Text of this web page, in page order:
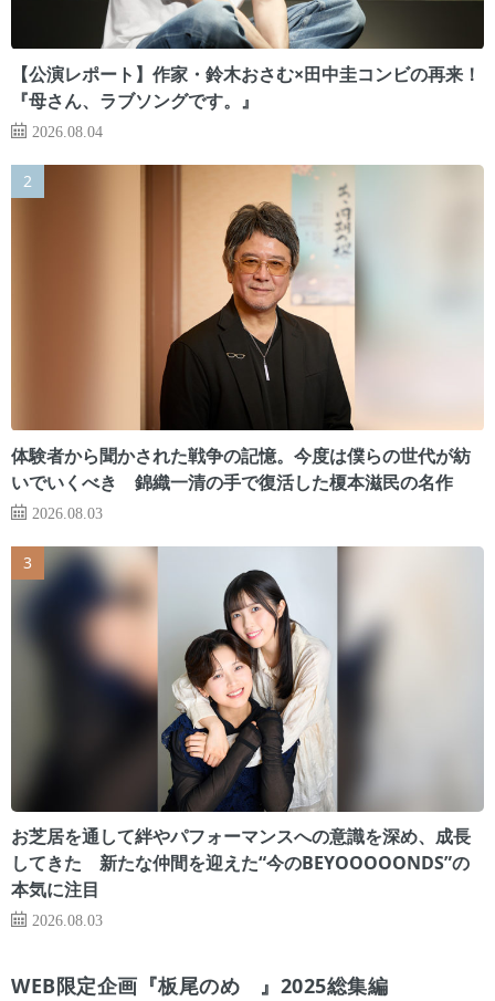
【公演レポート】作家・鈴木おさむ×田中圭コンビの再来！
『母さん、ラブソングです。』
2026.08.04
体験者から聞かされた戦争の記憶。今度は僕らの世代が紡
いでいくべき 錦織一清の手で復活した榎本滋民の名作
2026.08.03
お芝居を通して絆やパフォーマンスへの意識を深め、成長
してきた 新たな仲間を迎えた“今のBEYOOOOONDS”の
本気に注目
2026.08.03
WEB限定企画『板尾のめ゙』2025総集編